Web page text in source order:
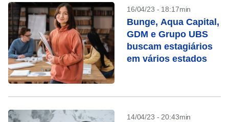
16/04/23 - 18:17min
Bunge, Aqua Capital,
GDM e Grupo UBS
buscam estagiários
em vários estados
14/04/23 - 20:43min